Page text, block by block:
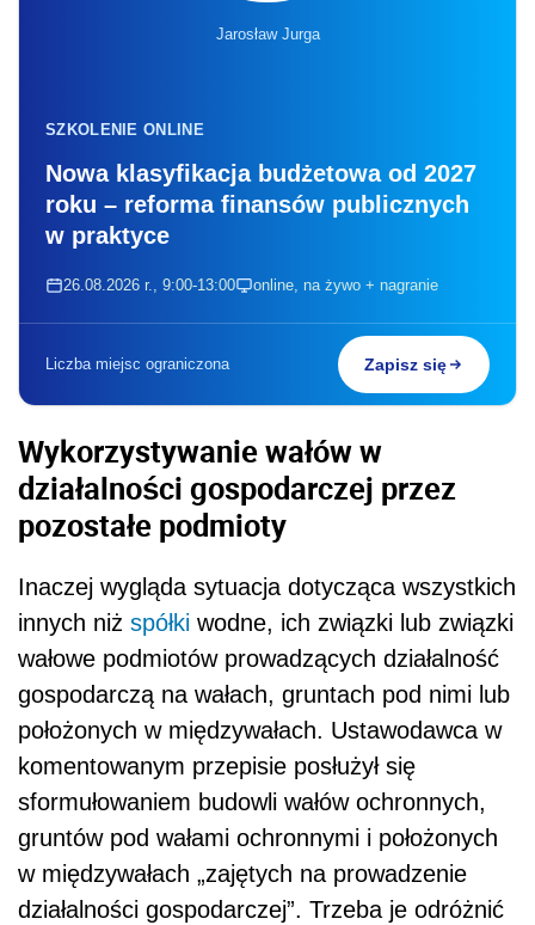
Jarosław Jurga
SZKOLENIE ONLINE
Nowa klasyfikacja budżetowa od 2027
roku – reforma finansów publicznych
w praktyce
26.08.2026 r., 9:00-13:00 online, na żywo + nagranie
Liczba miejsc ograniczona Zapisz się
Wykorzystywanie wałów w
działalności gospodarczej przez
pozostałe podmioty
Inaczej wygląda sytuacja dotycząca wszystkich
innych niż spółki wodne, ich związki lub związki
wałowe podmiotów prowadzących działalność
gospodarczą na wałach, gruntach pod nimi lub
położonych w międzywałach. Ustawodawca w
komentowanym przepisie posłużył się
sformułowaniem budowli wałów ochronnych,
gruntów pod wałami ochronnymi i położonych
w międzywałach „zajętych na prowadzenie
działalności gospodarczej”. Trzeba je odróżnić